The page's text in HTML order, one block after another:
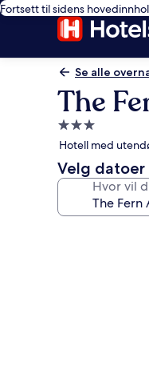
Fortsett til sidens
Se alle
The
Overnattingssted
med
3.0
stjerner
Hotell med
Velg datoer
Hvor vil